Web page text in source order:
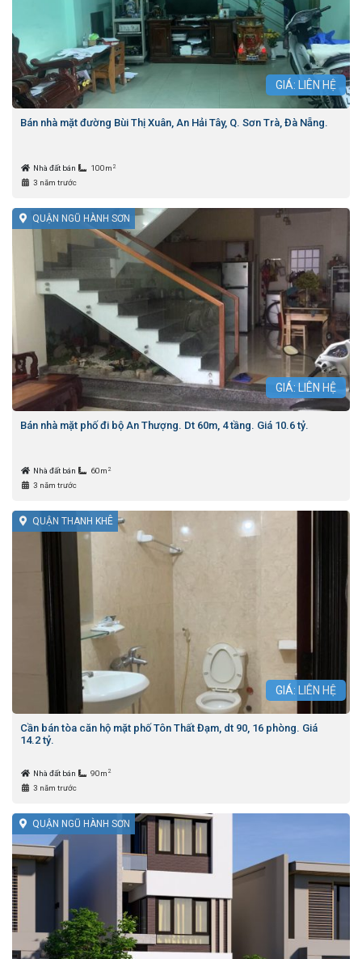
GIÁ: LIÊN HỆ
Bán nhà mặt đường Bùi Thị Xuân, An Hải Tây, Q. Sơn Trà, Đà Nẵng.
Nhà đất bán 100m 2
3 năm trước
QUẬN NGŨ HÀNH SƠN
GIÁ: LIÊN HỆ
Bán nhà mặt phố đi bộ An Thượng. Dt 60m, 4 tầng. Giá 10.6 tỷ.
Nhà đất bán 60m 2
3 năm trước
QUẬN THANH KHÊ
GIÁ: LIÊN HỆ
Cần bán tòa căn hộ mặt phố Tôn Thất Đạm, dt 90, 16 phòng. Giá
14.2 tỷ.
Nhà đất bán 90m 2
3 năm trước
QUẬN NGŨ HÀNH SƠN